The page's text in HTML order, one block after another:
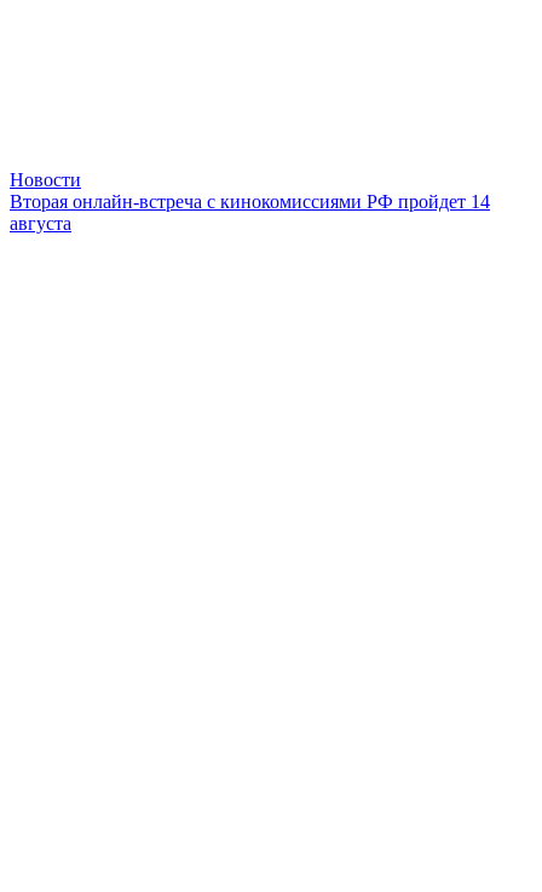
Новости
Вторая онлайн-встреча с кинокомиссиями РФ пройдет 14
августа